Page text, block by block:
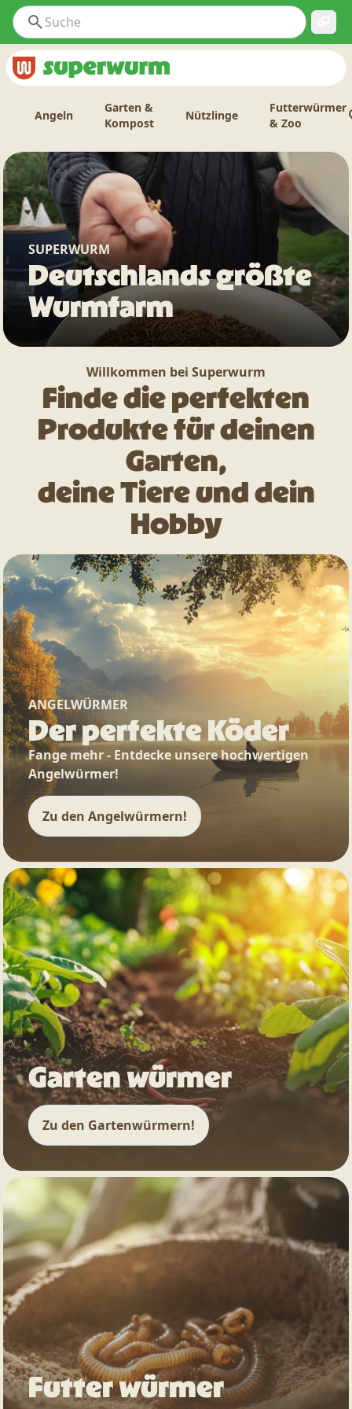
Angeln
Garten &
Kompost
Nützlinge
Futterwürmer
& Zoo
SUPERWURM
Deutschlands größte
Wurmfarm
Willkommen bei Superwurm
Finde die perfekten
Produkte für deinen
Garten,
deine Tiere und dein
Hobby
ANGELWÜRMER
Der perfekte Köder
Fange mehr - Entdecke unsere hochwertigen
Angelwürmer!
Zu den Angelwürmern!
Garten würmer
Zu den Gartenwürmern!
Futter würmer